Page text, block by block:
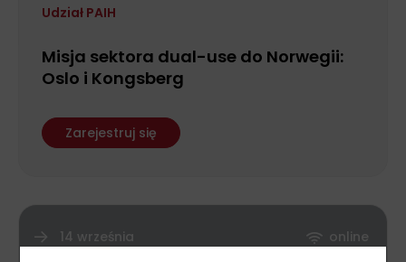
Udział PAIH
Misja sektora dual-use do Norwegii:
Oslo i Kongsberg
Zarejestruj się
14 września online